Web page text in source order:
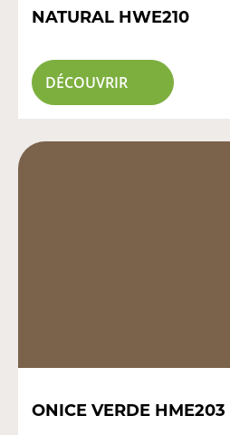
NATURAL HWE210
DÉCOUVRIR
ONICE VERDE HME203